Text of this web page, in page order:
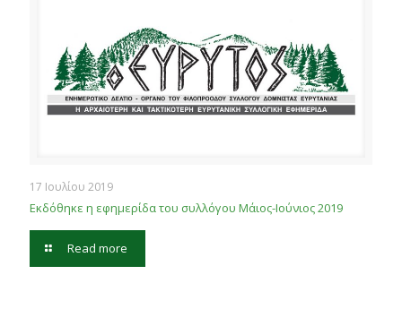
17 Ιουλίου 2019
Εκδόθηκε η εφημερίδα του συλλόγου Μάιος-Ιούνιος 2019
Read more